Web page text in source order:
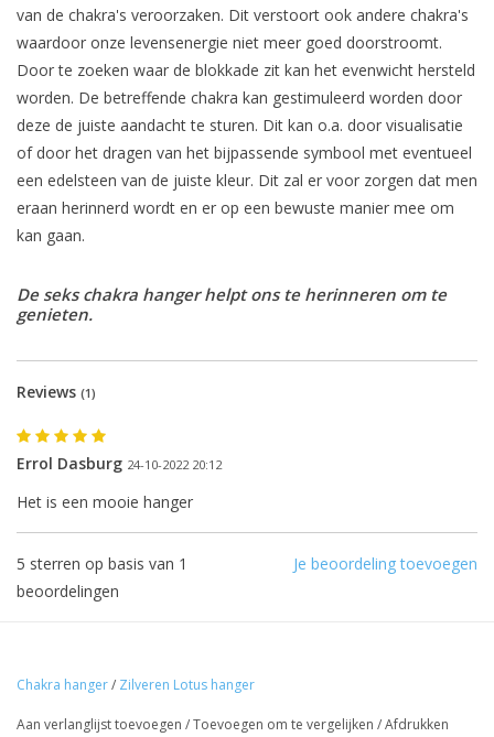
van de chakra's veroorzaken. Dit verstoort ook andere chakra's
waardoor onze levensenergie niet meer goed doorstroomt.
Door te zoeken waar de blokkade zit kan het evenwicht hersteld
worden. De betreffende chakra kan gestimuleerd worden door
deze de juiste aandacht te sturen. Dit kan o.a. door visualisatie
of door het dragen van het bijpassende symbool met eventueel
een edelsteen van de juiste kleur. Dit zal er voor zorgen dat men
eraan herinnerd wordt en er op een bewuste manier mee om
kan gaan.
De seks chakra hanger helpt ons te herinneren om te
genieten.
Reviews (1)
Errol Dasburg 24-10-2022 20:12
Het is een mooie hanger
Je beoordeling toevoegen
5 sterren op basis van 1
beoordelingen
Chakra hanger/ Zilveren Lotus hanger
Aan verlanglijst toevoegen /Toevoegen om te vergelijken /Afdrukken
verzenddatum is woensdag 12